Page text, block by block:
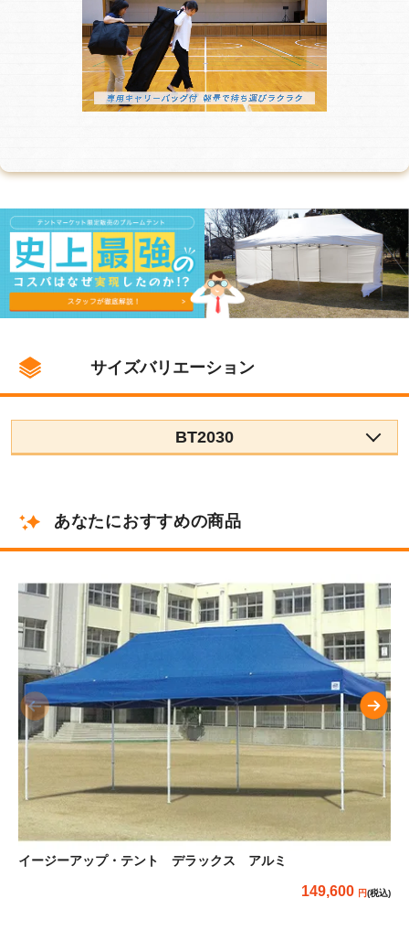
サイズバリエーション
BT2030
あなたにおすすめの商品
イージーアップ・テント デラックス アルミ
149,600 (税込)